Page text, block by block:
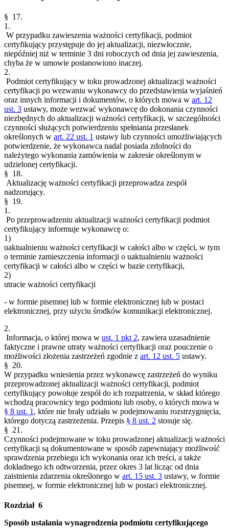
§ 17.
1.
W przypadku zawieszenia ważności certyfikacji, podmiot
certyfikujący przystępuje do jej aktualizacji, niezwłocznie,
niepóźniej niż w terminie 3 dni roboczych od dnia jej zawieszenia,
chyba że w umowie postanowiono inaczej.
2.
Podmiot certyfikujący w toku prowadzonej aktualizacji ważności
certyfikacji po wezwaniu wykonawcy do przedstawienia wyjaśnień
oraz innych informacji i dokumentów, o których mowa w art. 12
ust. 3 ustawy, może wezwać wykonawcę do dokonania czynności
niezbędnych do aktualizacji ważności certyfikacji, w szczególności
czynności służących potwierdzeniu spełniania przesłanek
określonych w art. 22 ust. 1 ustawy lub czynności umożliwiających
potwierdzenie, że wykonawca nadal posiada zdolności do
należytego wykonania zamówienia w zakresie określonym w
udzielonej certyfikacji.
§ 18.
Aktualizację ważności certyfikacji przeprowadza zespół
nadzorujący.
§ 19.
1.
Po przeprowadzeniu aktualizacji ważności certyfikacji podmiot
certyfikujący informuje wykonawcę o:
1)
uaktualnieniu ważności certyfikacji w całości albo w części, w tym
o terminie zamieszczenia informacji o uaktualnieniu ważności
certyfikacji w całości albo w części w bazie certyfikacji,
2)
utracie ważności certyfikacji
- w formie pisemnej lub w formie elektronicznej lub w postaci
elektronicznej, przy użyciu środków komunikacji elektronicznej.
2.
Informacja, o której mowa w ust. 1 pkt 2, zawiera uzasadnienie
faktyczne i prawne utraty ważności certyfikacji oraz pouczenie o
możliwości złożenia zastrzeżeń zgodnie z art. 12 ust. 5 ustawy.
§ 20.
W przypadku wniesienia przez wykonawcę zastrzeżeń do wyniku
przeprowadzonej aktualizacji ważności certyfikacji, podmiot
certyfikujący powołuje zespół do ich rozpatrzenia, w skład którego
wchodzą pracownicy tego podmiotu lub osoby, o których mowa w
§ 8 ust. 1 , które nie brały udziału w podejmowaniu rozstrzygnięcia,
którego dotyczą zastrzeżenia. Przepis § 8 ust. 2 stosuje się.
§ 21.
Czynności podejmowane w toku prowadzonej aktualizacji ważności
certyfikacji są dokumentowane w sposób zapewniający możliwość
sprawdzenia przebiegu ich wykonania oraz ich treści, a także
dokładnego ich odtworzenia, przez okres 3 lat licząc od dnia
zaistnienia zdarzenia określonego w art. 15 ust. 3 ustawy, w formie
pisemnej, w formie elektronicznej lub w postaci elektronicznej.
Rozdział 6
Sposób ustalania wynagrodzenia podmiotu certyfikującego